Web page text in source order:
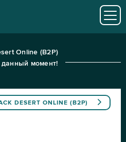
Online (B2P)
момент!
DESERT ONLINE (B2P)